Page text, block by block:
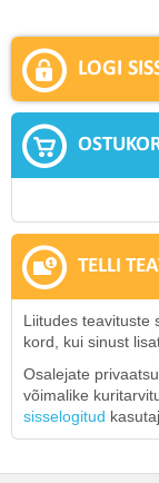
LOGI
TELLI
Liitudes teavituste
kord, kui sinust
Osalejate
võimalike
sisselogitud